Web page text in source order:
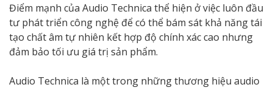
Điểm mạnh của Audio Technica thể hiện ở việc luôn đầu
tư phát triển công nghệ để có thể bám sát khả năng tái
tạo chất âm tự nhiên kết hợp độ chính xác cao nhưng
đảm bảo tối ưu giá trị sản phẩm.
Audio Technica là một trong những thương hiệu audio